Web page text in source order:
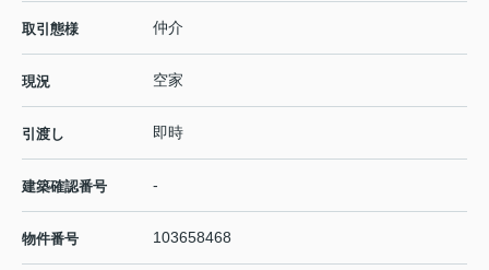
取引態様 仲介
現況 空家
引渡し 即時
建築確認番号 -
物件番号 103658468